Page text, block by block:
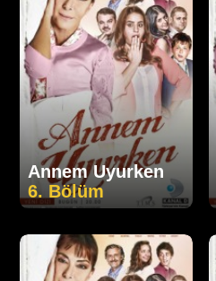
Annem Uyurken
6. Bölüm